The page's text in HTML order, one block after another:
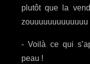
plutôt que la
zouuuuuuuuuuuuu
- Voilà ce qui
peau !